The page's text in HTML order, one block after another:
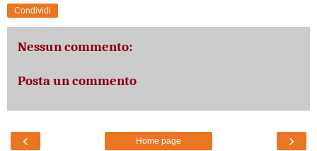
Condividi
Nessun commento:
Posta un commento
‹ ›
Home page